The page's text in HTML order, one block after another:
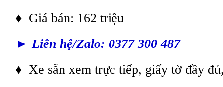
♦ Giá bán: 162 triệu
► Liên hệ/Zalo: 0377 300 487
♦ Xe sẵn xem trực tiếp, giấy tờ đầy